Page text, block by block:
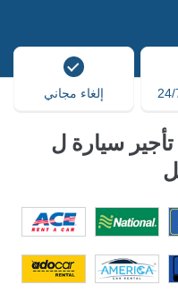
إلغاء مجاني
سيارة ل